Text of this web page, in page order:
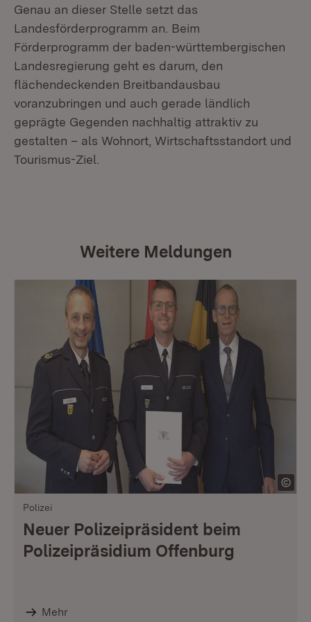
Genau an dieser Stelle setzt das
Landesförderprogramm an. Beim
Förderprogramm der baden-württembergischen
Landesregierung geht es darum, den
flächendeckenden Breitbandausbau
voranzubringen und auch gerade ländlich
geprägte Gegenden nachhaltig attraktiv zu
gestalten – als Wohnort, Wirtschaftsstandort und
Tourismus-Ziel.
Weitere Meldungen
Polizei
Neuer Polizeipräsident beim
Polizeipräsidium Offenburg
Mehr